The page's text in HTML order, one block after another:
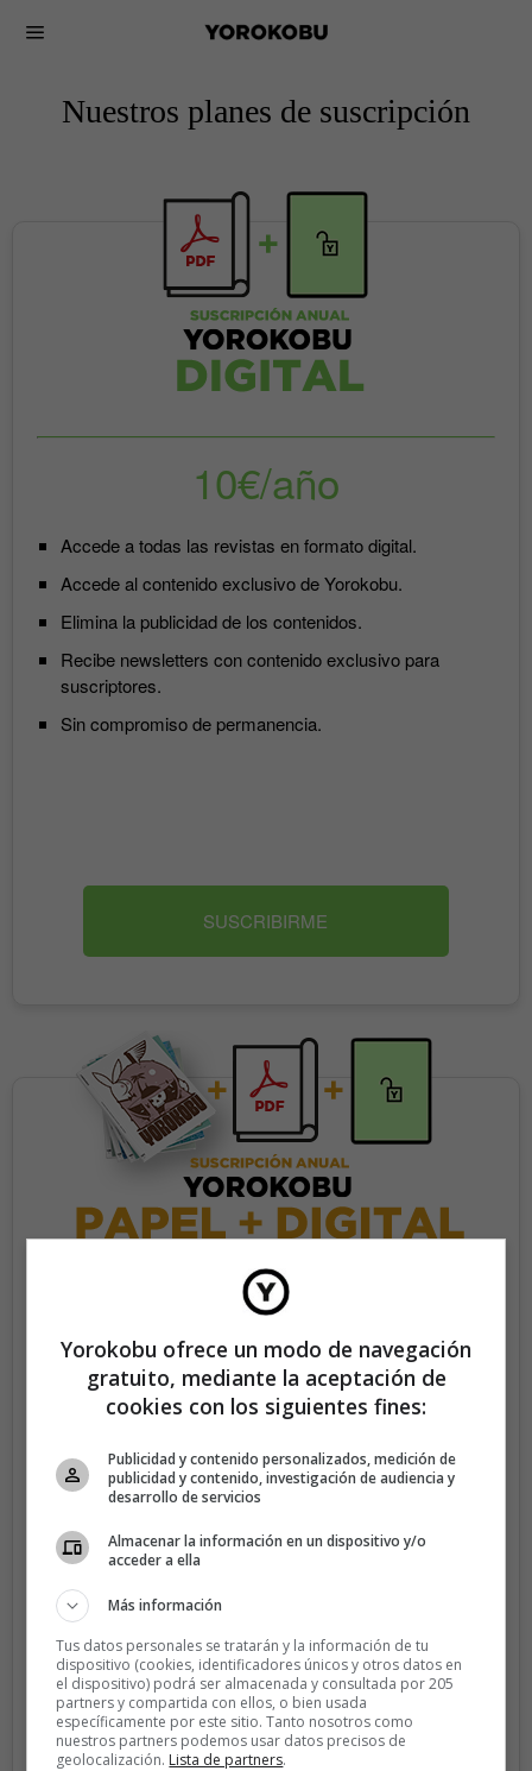
Nuestros planes de suscripción
10€/año
Accede a todas las revistas en formato digital.
Accede al contenido exclusivo de Yorokobu.
Elimina la publicidad de los contenidos.
Recibe newsletters con contenido exclusivo para
suscriptores.
Sin compromiso de permanencia.
SUSCRIBIRME
35€/año
Recibe 4 números de la revista Yorokobu.
Accede al contenido exclusivo de Yorokobu.
Recibe newsletters con contenido exclusivo para
Sin compromiso de permanencia. Recibe en casa los
cuatro números que publicamos cada año.
Precio para la península y Baleares.
SUSCRIBIRME
Yorokobu ofrece un modo de navegación
gratuito, mediante la aceptación de
cookies con los siguientes fines:
Publicidad y contenido personalizados, medición de
publicidad y contenido, investigación de audiencia y
desarrollo de servicios
Almacenar la información en un dispositivo y/o
acceder a ella
Más información
Tus datos personales se tratarán y la información de tu
dispositivo (cookies, identificadores únicos y otros datos en
el dispositivo) podrá ser almacenada y consultada por 205
partners y compartida con ellos, o bien usada
específicamente por este sitio. Tanto nosotros como
nuestros partners podemos usar datos precisos de
geolocalización. Lista de partners.